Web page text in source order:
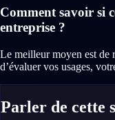
Comment savoir si
entreprise ?
Le meilleur moyen est de
d’évaluer vos usages,
Parler de cette